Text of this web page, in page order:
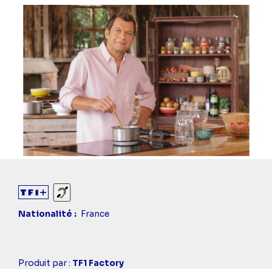
Sourds et malentendants
Nationalité
France
Casting
Produit par : TF1 Factory